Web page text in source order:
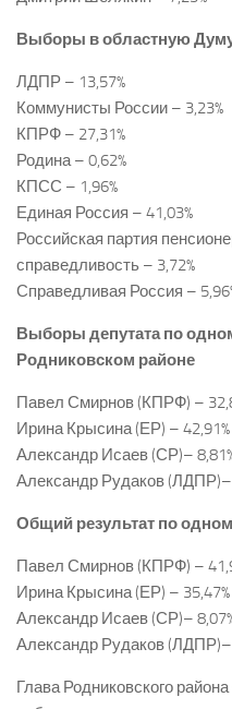
Выборы в областную
ЛДПР – 13,57%
Коммунисты России – 3,23%
КПРФ – 27,31%
Родина – 0,62%
КПСС – 1,96%
Единая Россия – 41,03%
Российская партия
справедливость – 3,72%
Справедливая Россия –
Выборы депутата по
Родниковском районе
Павел Смирнов (КПРФ) –
Ирина Крысина (ЕР) – 42,91%
Александр Исаев (СР)–
Александр Рудаков (ЛДПР)–
Общий результат по
Павел Смирнов (КПРФ) –
Ирина Крысина (ЕР) – 35,47%
Александр Исаев (СР)–
Александр Рудаков (ЛДПР)–
Глава Родниковского района